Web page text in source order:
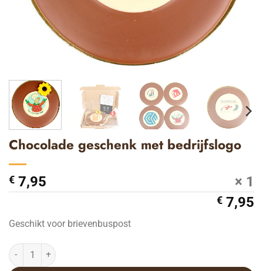
Chocolade geschenk met bedrijfslogo
€ 7,95 × 1
€ 7,95
Geschikt voor brievenbuspost
Chocolade geschenk met bedrijfslogo aantal